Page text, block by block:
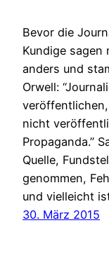
Bevor die
Kundige sagen
anders und
Orwell:
nicht
Propaganda.”
Quelle,
genommen,
und vielleicht
30. März 2015